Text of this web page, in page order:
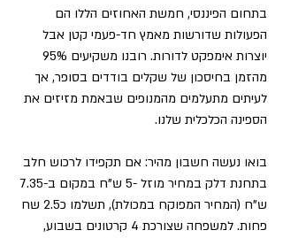
בתחום הפיננסי, חמשת האחוזים הללו הם
הפעולות שדורשות מאמץ חד-פעמי קטן אבל
מהזמן בחיסכון של שקלים בודדים בסופר, אך
לעיתים מתעלמים מהמנופים שבאמת מזיזים את
הספינה הכלכלית שלנו.
בואו נעשה חשבון מהיר: אם תקפידו לרכוש חלב
בתחנת דלק במחיר מוזל -5 ש"ח במ
ק
ש"ח (המחיר
המפוקח במכולת), תשלמו כ2.5 שח
פחות. למשפחה שצורכת 4 קרטונים בשבוע,